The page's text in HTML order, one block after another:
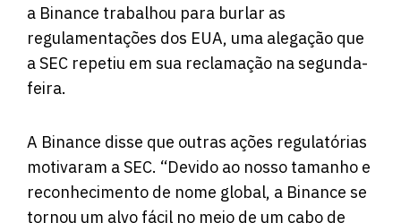
a Binance trabalhou para burlar as
regulamentações dos EUA, uma alegação que
a SEC repetiu em sua reclamação na segunda-
feira.
A Binance disse que outras ações regulatórias
motivaram a SEC. “Devido ao nosso tamanho e
reconhecimento de nome global, a Binance se
tornou um alvo fácil no meio de um cabo de